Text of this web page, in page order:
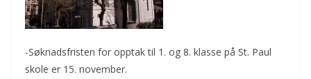
-Søknadsfristen for opptak til 1. og 8. klasse på St. Paul
skole er 15. november.